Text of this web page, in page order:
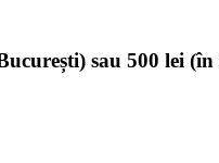
sau 500 lei